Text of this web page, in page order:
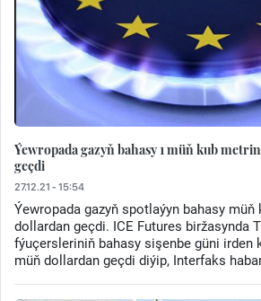
Ýewropada gazyň bahasy 1 müň kub
geçdi
27.12.21 - 15:54
Ýewropada gazyň spotlaýyn bahasy
dollardan geçdi. ICE Futures biržasynda
fýuçersleriniň bahasy sişenbe güni irden
müň dollardan geçdi diýip, Interfaks